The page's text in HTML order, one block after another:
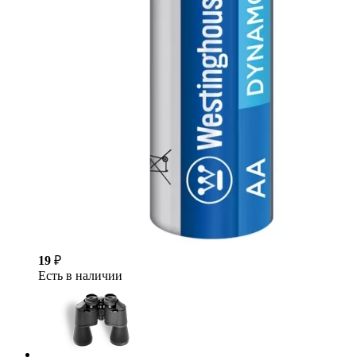
19 ₽
Есть в наличии